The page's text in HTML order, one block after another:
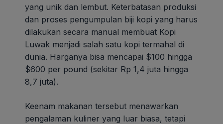
yang unik dan lembut. Keterbatasan produksi
dan proses pengumpulan biji kopi yang harus
dilakukan secara manual membuat Kopi
Luwak menjadi salah satu kopi termahal di
dunia. Harganya bisa mencapai $100 hingga
$600 per pound (sekitar Rp 1,4 juta hingga
8,7 juta).
Keenam makanan tersebut menawarkan
pengalaman kuliner yang luar biasa, tetapi